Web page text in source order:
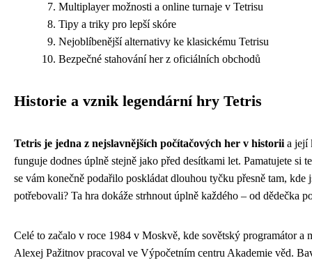
Multiplayer možnosti a online turnaje v Tetrisu
Tipy a triky pro lepší skóre
Nejoblíbenější alternativy ke klasickému Tetrisu
Bezpečné stahování her z oficiálních obchodů
Historie a vznik legendární hry Tetris
Tetris je jedna z nejslavnějších počítačových her v historiia její
funguje dodnes úplně stejně jako před desítkami let. Pamatujete si
se vám konečně podařilo poskládat dlouhou tyčku přesně tam, kde
potřebovali? Ta hra dokáže strhnout úplně každého – od dědečka
Celé to začalo v roce 1984 v Moskvě, kde sovětský programátor a
Alexej Pažitnov pracoval ve Výpočetním centru Akademie věd.